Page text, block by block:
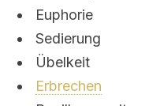
Euphorie
Sedierung
Übelkeit
Erbrechen